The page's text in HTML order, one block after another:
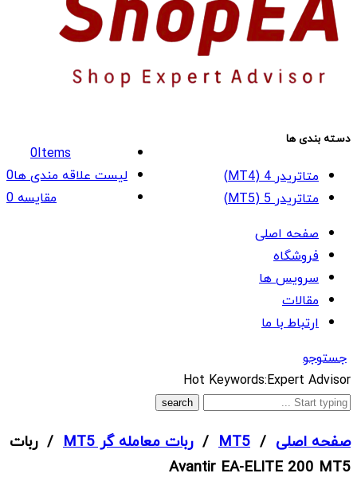
0Items
لیست علاقه مندی ها0
مقایسه0
دسته بندی ها
متاتریدر 4 (MT4)
متاتریدر 5 (MT5)
صفحه اصلی
فروشگاه
سرویس ها
مقالات
ارتباط با ما
جستوجو
What
are
looking
for?
Hot Keywords:Expert Advisor
صفحه اصلی /
MT5
/ربات معامله گر MT5
/ ربات
Avantir EA-ELITE 200 MT5